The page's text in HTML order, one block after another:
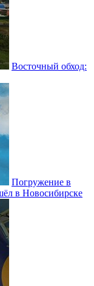
Восточный обход:
Погружение в
в Новосибирске